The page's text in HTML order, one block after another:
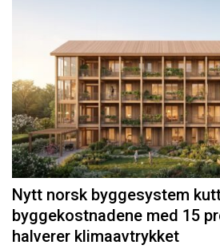
Nytt norsk byggesystem
byggekostnadene med 15
halverer klimaavtrykket